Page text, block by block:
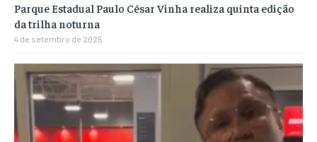
Parque Estadual Paulo César Vinha realiza quinta edição
da trilha noturna
4 de setembro de 2025